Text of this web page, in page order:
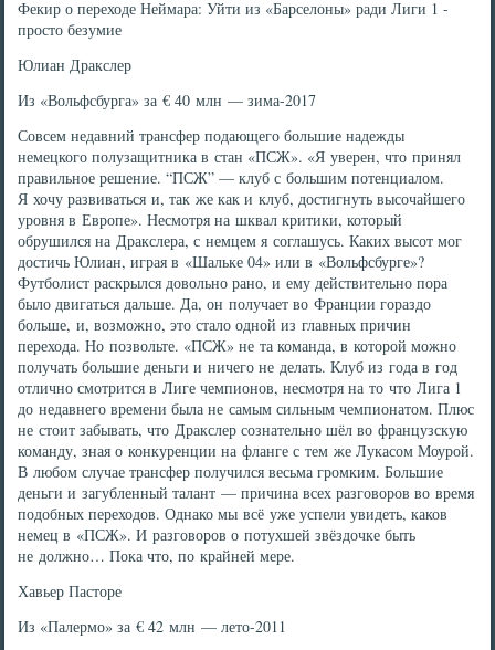
Фекир о переходе Неймара: Уйти из «Барселоны» ради Лиги 1 -
просто безумие
Юлиан Дракслер
Из «Вольфсбурга» за € 40 млн — зима-2017
Совсем недавний трансфер подающего большие надежды
немецкого полузащитника в стан «ПСЖ». «Я уверен, что принял
правильное решение. “ПСЖ” — клуб с большим потенциалом.
Я хочу развиваться и, так же как и клуб, достигнуть высочайшего
уровня в Европе». Несмотря на шквал критики, который
обрушился на Дракслера, с немцем я соглашусь. Каких высот мог
достичь Юлиан, играя в «Шальке 04» или в «Вольфсбурге»?
Футболист раскрылся довольно рано, и ему действительно пора
было двигаться дальше. Да, он получает во Франции гораздо
больше, и, возможно, это стало одной из главных причин
перехода. Но позвольте. «ПСЖ» не та команда, в которой можно
получать большие деньги и ничего не делать. Клуб из года в год
отлично смотрится в Лиге чемпионов, несмотря на то что Лига 1
до недавнего времени была не самым сильным чемпионатом. Плюс
не стоит забывать, что Дракслер сознательно шёл во французскую
команду, зная о конкуренции на фланге с тем же Лукасом Моурой.
В любом случае трансфер получился весьма громким. Большие
деньги и загубленный талант — причина всех разговоров во время
подобных переходов. Однако мы всё уже успели увидеть, каков
немец в «ПСЖ». И разговоров о потухшей звёздочке быть
не должно… Пока что, по крайней мере.
Хавьер Пасторе
Из «Палермо» за € 42 млн — лето-2011